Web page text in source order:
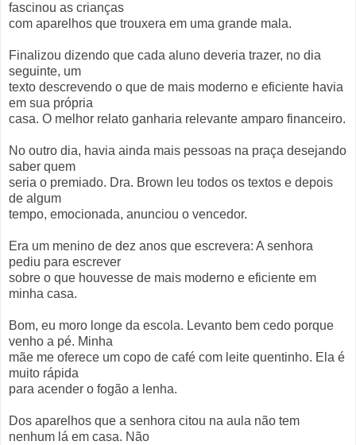
fascinou as crianças
com aparelhos que trouxera em uma grande mala.
Finalizou dizendo que cada aluno deveria trazer, no dia
seguinte, um
texto descrevendo o que de mais moderno e eficiente havia
em sua própria
casa. O melhor relato ganharia relevante amparo financeiro.
No outro dia, havia ainda mais pessoas na praça desejando
saber quem
seria o premiado. Dra. Brown leu todos os textos e depois
de algum
tempo, emocionada, anunciou o vencedor.
Era um menino de dez anos que escrevera: A senhora
pediu para escrever
sobre o que houvesse de mais moderno e eficiente em
minha casa.
Bom, eu moro longe da escola. Levanto bem cedo porque
venho a pé. Minha
mãe me oferece um copo de café com leite quentinho. Ela é
muito rápida
para acender o fogão a lenha.
Dos aparelhos que a senhora citou na aula não tem
nenhum lá em casa. Não